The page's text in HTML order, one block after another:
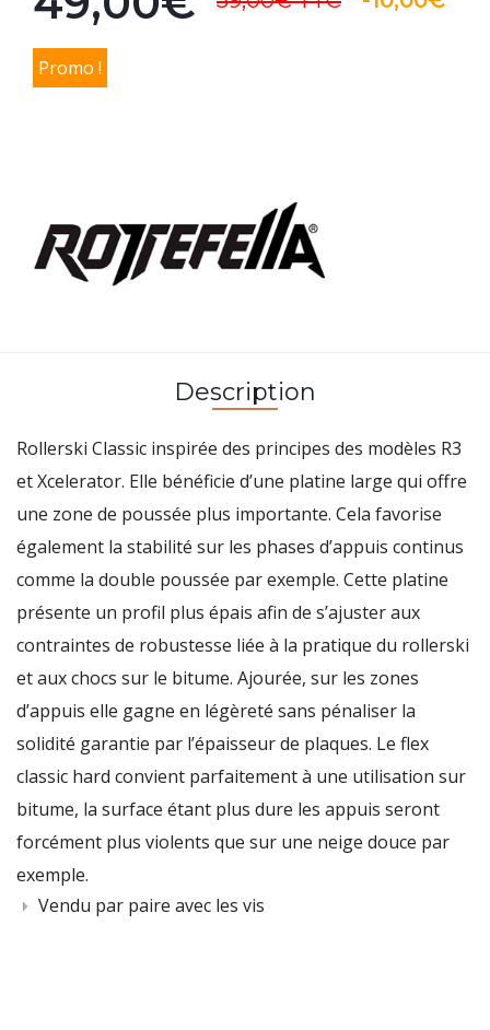
Promo !
Description
Rollerski Classic inspirée des principes des modèles R3
et Xcelerator. Elle bénéficie d’une platine large qui offre
une zone de poussée plus importante. Cela favorise
également la stabilité sur les phases d’appuis continus
comme la double poussée par exemple. Cette platine
présente un profil plus épais afin de s’ajuster aux
contraintes de robustesse liée à la pratique du rollerski
et aux chocs sur le bitume. Ajourée, sur les zones
d’appuis elle gagne en légèreté sans pénaliser la
solidité garantie par l’épaisseur de plaques. Le flex
classic hard convient parfaitement à une utilisation sur
bitume, la surface étant plus dure les appuis seront
forcément plus violents que sur une neige douce par
exemple.
Vendu par paire avec les vis